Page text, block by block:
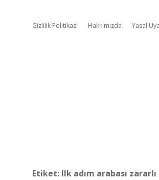
Gizlilik Politikası Hakkımızda Yasal
Etiket: Ilk adım arabası zararlı